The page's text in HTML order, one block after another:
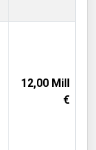
12,00 Mill
€